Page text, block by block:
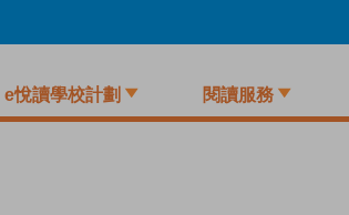
e悅讀學校計劃 閱讀服務